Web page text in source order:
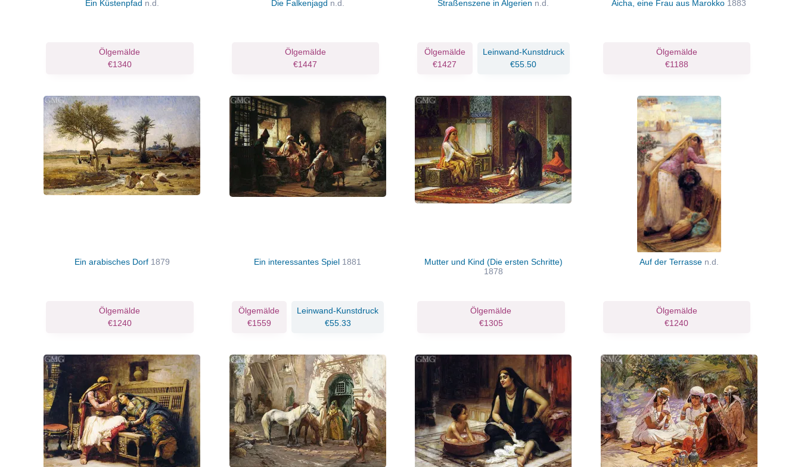
Ein Küstenpfad n.d.
Ölgemälde
€1340
Die Falkenjagd n.d.
Ölgemälde
€1447
Straßenszene in Algerien n.d.
Ölgemälde
€1427
Leinwand-Kunstdruck
€55.50
Aicha, eine Frau aus Marokko 1883
Ölgemälde
€1188
Ein arabisches Dorf 1879
Ölgemälde
€1240
Ein interessantes Spiel 1881
Ölgemälde
€1559
Leinwand-Kunstdruck
€55.33
Mutter und Kind (Die ersten Schritte)
1878
Ölgemälde
€1305
Auf der Terrasse n.d.
Ölgemälde
€1240